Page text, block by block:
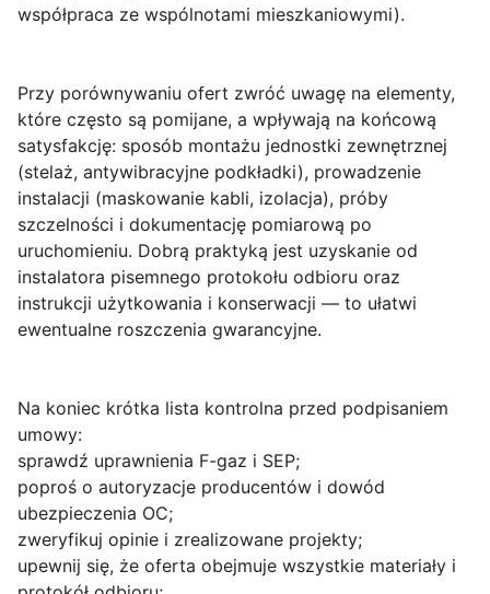
współpraca ze wspólnotami mieszkaniowymi).
Przy porównywaniu ofert zwróć uwagę na elementy,
które często są pomijane, a wpływają na końcową
satysfakcję: sposób montażu jednostki zewnętrznej
(stelaż, antywibracyjne podkładki), prowadzenie
instalacji (maskowanie kabli, izolacja), próby
szczelności i dokumentację pomiarową po
uruchomieniu. Dobrą praktyką jest uzyskanie od
instalatora pisemnego protokołu odbioru oraz
instrukcji użytkowania i konserwacji — to ułatwi
ewentualne roszczenia gwarancyjne.
Na koniec krótka lista kontrolna przed podpisaniem
umowy:
sprawdź uprawnienia F-gaz i SEP;
poproś o autoryzacje producentów i dowód
ubezpieczenia OC;
zweryfikuj opinie i zrealizowane projekty;
upewnij się, że oferta obejmuje wszystkie materiały i